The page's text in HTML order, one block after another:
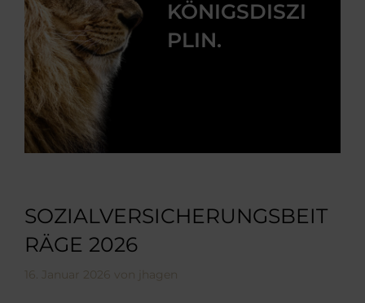
KÖNIGSDISZI
PLIN.
SOZIALVERSICHERUNGSBEIT
RÄGE 2026
16. Januar 2026 von jhagen